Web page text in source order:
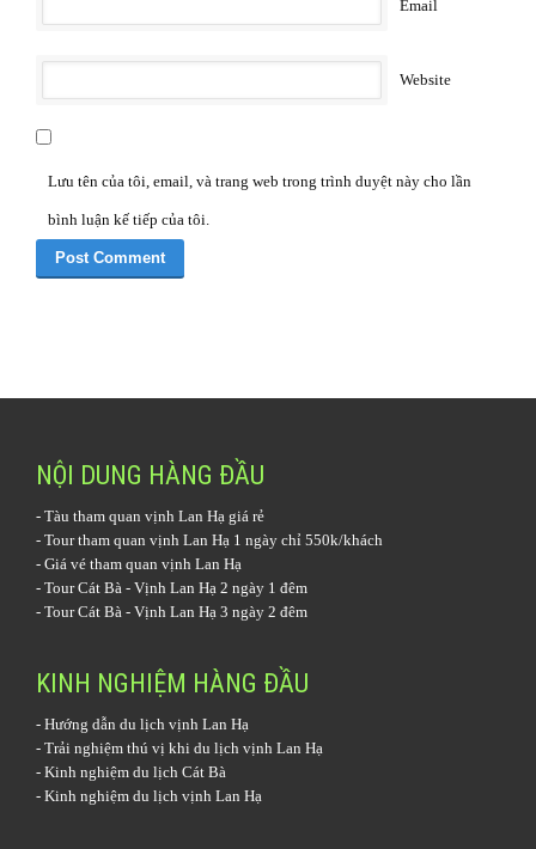
Email
Website
Lưu tên của tôi, email, và trang web trong trình duyệt này cho lần
bình luận kế tiếp của tôi.
NỘI DUNG HÀNG ĐẦU
- Tàu tham quan vịnh Lan Hạ giá rẻ
- Tour tham quan vịnh Lan Hạ 1 ngày chỉ 550k/khách
- Giá vé tham quan vịnh Lan Hạ
- Tour Cát Bà - Vịnh Lan Hạ 2 ngày 1 đêm
- Tour Cát Bà - Vịnh Lan Hạ 3 ngày 2 đêm
KINH NGHIỆM HÀNG ĐẦU
- Hướng dẫn du lịch vịnh Lan Hạ
- Trải nghiệm thú vị khi du lịch vịnh Lan Hạ
- Kinh nghiệm du lịch Cát Bà
- Kinh nghiệm du lịch vịnh Lan Hạ